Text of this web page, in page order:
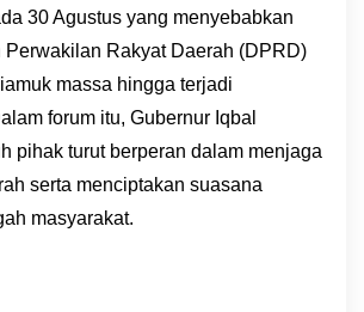
30 Agustus yang menyebabkan
Rakyat Daerah (DPRD)
massa hingga terjadi
forum itu, Gubernur Iqbal
pihak turut berperan dalam menjaga
serta menciptakan suasana
masyarakat.